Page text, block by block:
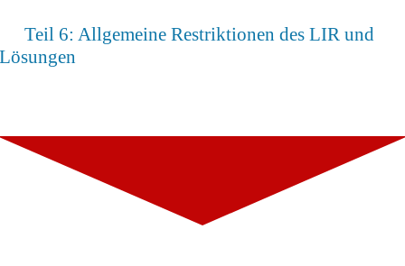
Teil 6: Allgemeine Restriktionen des LIR und
Lösungen